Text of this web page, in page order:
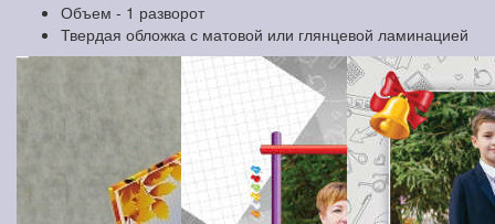
Объем - 1 разворот
Твердая обложка с матовой или глянцевой ламинацией